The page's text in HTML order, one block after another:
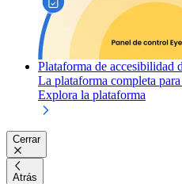
Plataforma de accesibilidad
La plataforma completa
Explora la plataforma
Cerrar
Atrás